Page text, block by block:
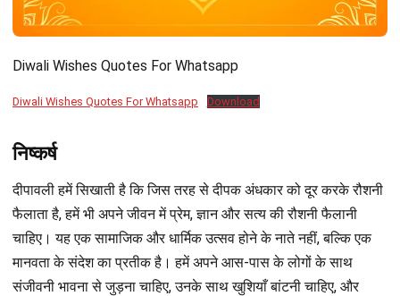
Diwali Wishes Quotes For Whatsapp
Diwali Wishes Quotes For Whatsapp Download
निष्कर्ष
दीपावली हमें सिखाती है कि जिस तरह से दीपक अंधकार को दूर करके रौशनी
फैलाता है, हमें भी अपने जीवन में प्रेम, ज्ञान और सत्य की रौशनी फैलानी
चाहिए। यह एक सामाजिक और धार्मिक उत्सव होने के नाते नहीं, बल्कि एक
मानवता के संदेश का प्रतीक है। हमें अपने आस-पास के लोगों के साथ
संजीवनी भावना से जुड़ना चाहिए, उनके साथ खुशियाँ बांटनी चाहिए, और